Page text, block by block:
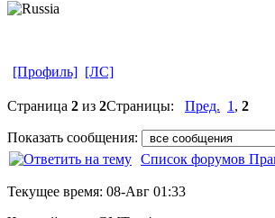
[Профиль] [ЛС]
Страница 2 из 2Страницы: Пред. 1 , 2
Показать сообщения:
Список форумов
Текущее время: 08-Авг 01:33